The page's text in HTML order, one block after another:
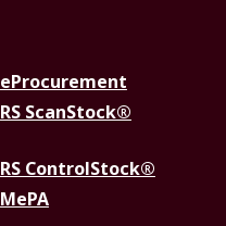
eProcurement
RS ScanStock®
RS ControlStock®
MePA